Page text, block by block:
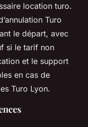
location turo.
Turo
le départ, avec
si le tarif non
et le support
en cas de
Turo Lyon.